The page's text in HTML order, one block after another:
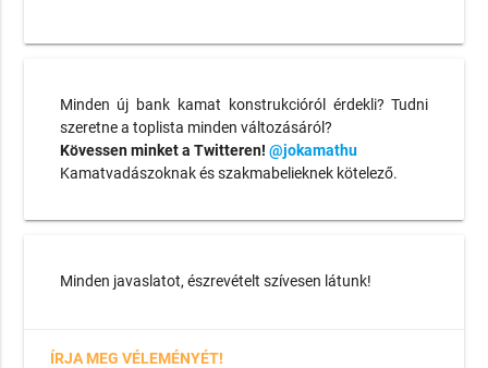
Minden új bank kamat konstrukcióról érdekli? Tudni
szeretne a toplista minden változásáról?
Kövessen minket a Twitteren! @jokamathu
Kamatvadászoknak és szakmabelieknek kötelező.
Minden javaslatot, észrevételt szívesen látunk!
ÍRJA MEG VÉLEMÉNYÉT!